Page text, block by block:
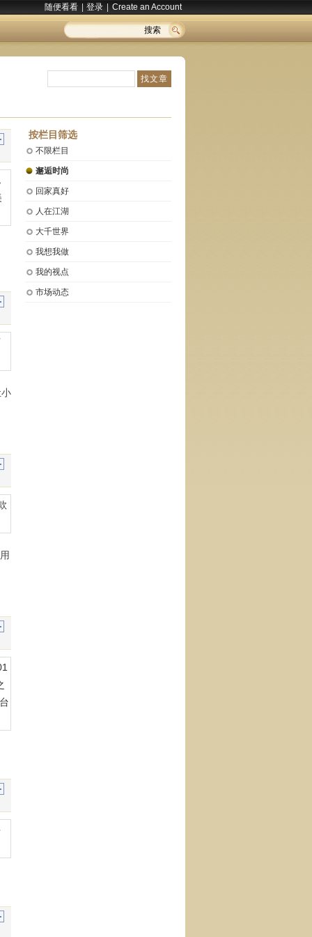
搜索
随便看看 登录 Create an Account
按栏目筛选
不限栏目
邂逅时尚
回家真好
人在江湖
大千世界
我想我做
我的视点
市场动态